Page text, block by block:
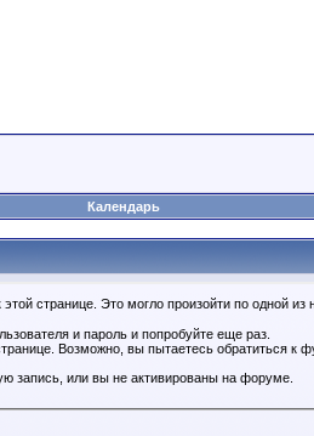
Календарь
странице. Это могло произойти по одной из
и пароль и попробуйте еще раз.
Возможно, вы пытаетесь обратиться к
запись, или вы не активированы на форуме.